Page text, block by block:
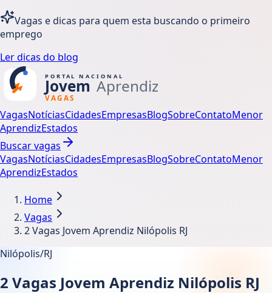
Vagas e dicas para quem esta buscando o primeiro
emprego
Ler dicas do blog
VagasNotíciasCidadesEmpresasBlogSobreContatoMenor
AprendizEstados
Buscar vagas
VagasNotíciasCidadesEmpresasBlogSobreContatoMenor
AprendizEstados
Home
Vagas
2 Vagas Jovem Aprendiz Nilópolis RJ
Nilópolis/RJ
2 Vagas Jovem Aprendiz Nilópolis RJ